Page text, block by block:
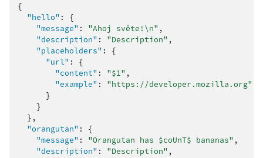
{
"hello" :
{
"message" : "Ahoj světe!\n" ,
"description" : "Description" ,
"placeholders" :
{
"url" :
{
"content" : "$1" ,
"example" :
"https://developer.mozilla.org"
}
}
},
"orangutan" :
{
"message" : "Orangutan has $coUnT$ bananas" ,
"description" : "Description" ,